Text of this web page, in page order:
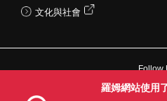
文化與社會
Follow
羅姆網站使用